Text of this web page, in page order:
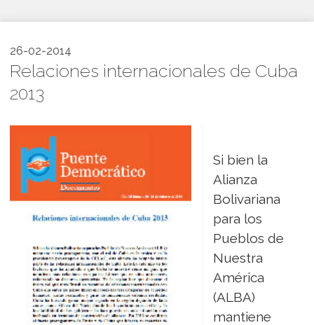
26-02-2014
Relaciones internacionales de Cuba
2013
Si bien la
Alianza
Bolivariana
para los
Pueblos de
Nuestra
América
(ALBA)
mantiene